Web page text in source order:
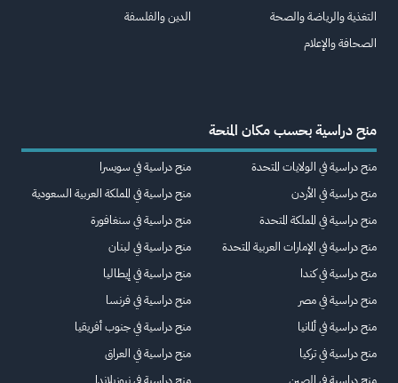
التغذية والرياضة والصحة
الصحافة والإعلام
الدين والفلسفة
منح دراسية بحسب مكان المنحة
منح دراسية في الولايات المتحدة
منح دراسية في الأردن
منح دراسية في المملكة المتحدة
منح دراسية في الإمارات العربية المتحدة
منح دراسية في كندا
منح دراسية في مصر
منح دراسية في ألمانيا
منح دراسية في تركيا
منح دراسية في سويسرا
منح دراسية في المملكة العربية السعودية
منح دراسية في سنغافورة
منح دراسية في لبنان
منح دراسية في إيطاليا
منح دراسية في فرنسا
منح دراسية في جنوب أفريقيا
منح دراسية في العراق